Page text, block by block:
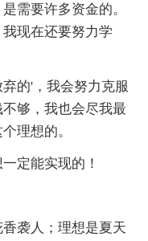
需要许多资金的。
现在还要努力学
的'，我会努力克服
够，我也会尽我最
理想的。
定能实现的！
袭人；理想是夏天